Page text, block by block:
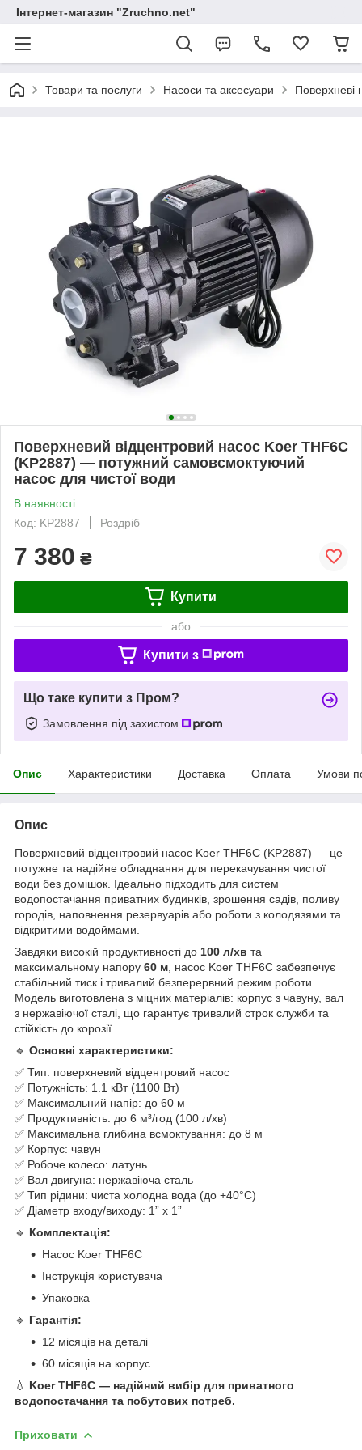
Інтернет-магазин "Zruchno.net"
Товари та послуги Насоси та аксесуари Поверхневі
Поверхневий відцентровий насос Koer THF6C
(KP2887) — потужний самовсмоктуючий
насос для чистої води
В наявності
Код: KP2887
Роздріб
7 380 ₴
Купити
або
Купити з
Що таке купити з Пром?
Замовлення під захистом
Опис Характеристики Доставка Оплата Умови
Опис
Поверхневий відцентровий насос Koer THF6C (KP2887) — це
потужне та надійне обладнання для перекачування чистої
води без домішок. Ідеально підходить для систем
водопостачання приватних будинків, зрошення садів, поливу
городів, наповнення резервуарів або роботи з колодязями та
відкритими водоймами.
Завдяки високій продуктивності до 100 л/хв та
максимальному напору 60 м , насос Koer THF6C забезпечує
стабільний тиск і тривалий безперервний режим роботи.
Модель виготовлена з міцних матеріалів: корпус з чавуну, вал
з нержавіючої сталі, що гарантує тривалий строк служби та
стійкість до корозії.
🔹 Основні характеристики:
✅ Тип: поверхневий відцентровий насос
✅ Потужність: 1.1 кВт (1100 Вт)
✅ Максимальний напір: до 60 м
✅ Продуктивність: до 6 м³/год (100 л/хв)
✅ Максимальна глибина всмоктування: до 8 м
✅ Корпус: чавун
✅ Робоче колесо: латунь
✅ Вал двигуна: нержавіюча сталь
✅ Тип рідини: чиста холодна вода (до +40°C)
✅ Діаметр входу/виходу: 1” x 1”
🔹 Комплектація:
Насос Koer THF6C
Інструкція користувача
Упаковка
🔹 Гарантія:
12 місяців на деталі
60 місяців на корпус
💧 Koer THF6C — надійний вибір для приватного
водопостачання та побутових потреб.
Приховати